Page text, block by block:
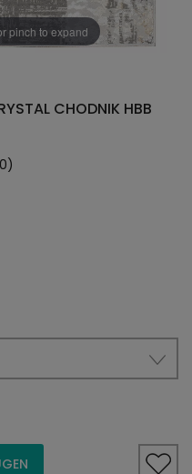
pinch to expand
CHODNIK HBB